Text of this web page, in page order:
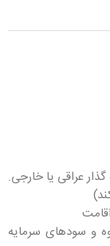
عراقی یا خارجی.
و سودهای سرمایه